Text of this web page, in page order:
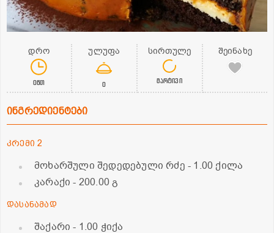
დრო
0წთ
ულუფა
0
სირთულე
მარტივი
შეინახე
ინგრედიენტები
კრემი 2
მოხარშული შედედებული რძე - 1.00 ქილა
კარაქი- 200.00 გ
დასანამად
შაქარი- 1.00 ჭიქა